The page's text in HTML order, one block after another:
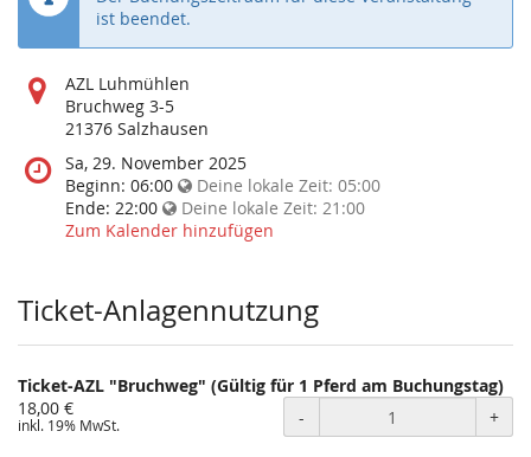
ist beendet.
Wo
findet
diese
statt?
AZL Luhmühlen
Bruchweg 3-5
21376 Salzhausen
Wann
findet
diese
Veranstaltung
Sa, 29. November 2025
Beginn: 06:00 Deine lokale Zeit: 05:00
Ende: 22:00 Deine lokale Zeit: 21:00
Zum Kalender hinzufügen
Ticket-Anlagennutzung
Ticket-AZL "Bruchweg" (Gültig für 1 Pferd am Buchungstag)
18,00 €
inkl. 19% MwSt. - +